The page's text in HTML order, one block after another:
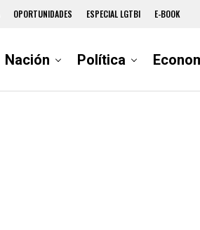
OPORTUNIDADES ESPECIAL LGTBI E-BOOK
Nación Política